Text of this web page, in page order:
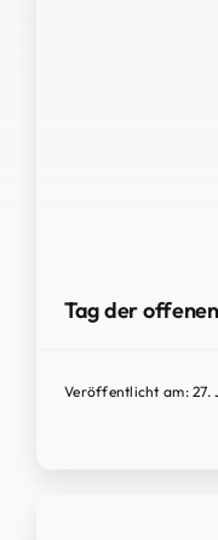
Tag der
Veröffentlicht am: 27.